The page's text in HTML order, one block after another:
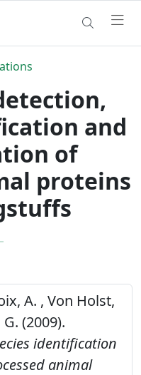
and
of
proteins
A. , Von Holst,
(2009).
identification
animal